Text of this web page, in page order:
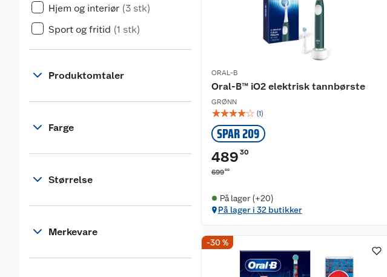
Hjem og interiør (3 stk)
Sport og fritid (1 stk)
Produktomtaler
Farge
Størrelse
Merkevare
ORAL-B
Oral-B™ iO2 elektrisk tannbørste
GRØNN
☆☆☆☆☆ (1)
SPAR 209
489 30
69900
På lager (+20)
På lager i 32 butikker
-30 %